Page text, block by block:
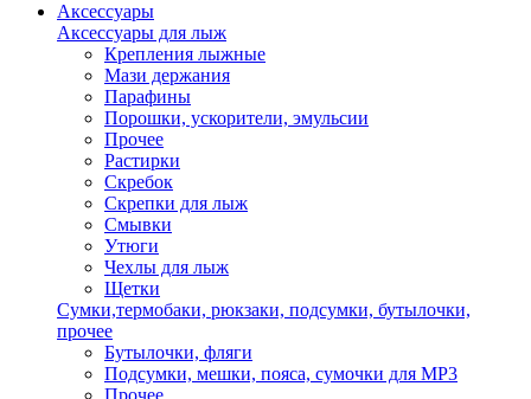
Аксессуары
Аксессуары для лыж
Крепления лыжные
Мази держания
Парафины
Порошки, ускорители, эмульсии
Прочее
Растирки
Скребок
Скрепки для лыж
Смывки
Утюги
Чехлы для лыж
Щетки
Сумки,термобаки, рюкзаки, подсумки, бутылочки,
прочее
Бутылочки, фляги
Подсумки, мешки, пояса, сумочки для MP3
Прочее